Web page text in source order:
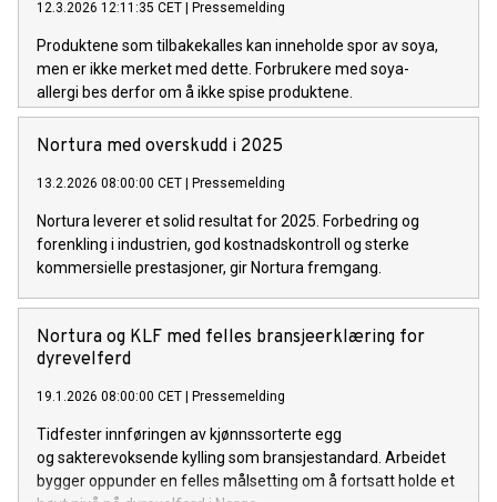
12.3.2026 12:11:35 CET | Pressemelding
Produktene som tilbakekalles kan inneholde spor av soya,
men er ikke merket med dette. Forbrukere med soya-
allergi bes derfor om å ikke spise produktene.
Nortura med overskudd i 2025
13.2.2026 08:00:00 CET | Pressemelding
Nortura leverer et solid resultat for 2025. Forbedring og
forenkling i industrien, god kostnadskontroll og sterke
kommersielle prestasjoner, gir Nortura fremgang.
Nortura og KLF med felles bransjeerklæring for
dyrevelferd
19.1.2026 08:00:00 CET | Pressemelding
Tidfester innføringen av kjønnssorterte egg
og sakterevoksende kylling som bransjestandard. Arbeidet
bygger oppunder en felles målsetting om å fortsatt holde et